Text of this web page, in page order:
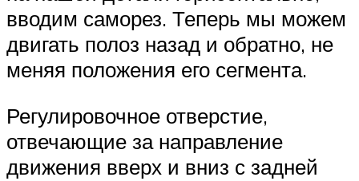
вводим саморез. Теперь мы можем
двигать полоз назад и обратно, не
меняя положения его сегмента.
Регулировочное отверстие,
отвечающие за направление
движения вверх и вниз с задней